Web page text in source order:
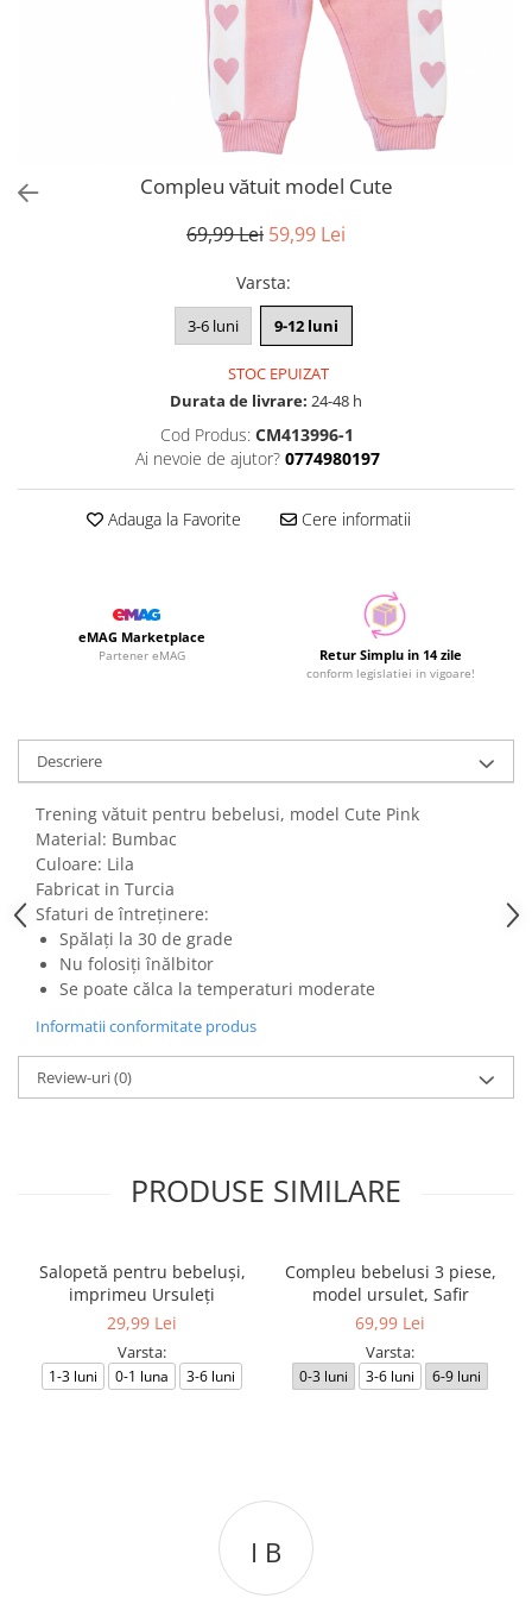
Compleu vătuit model Cute
69,99 Lei 59,99 Lei
Varsta:
3-6 luni 9-12 luni
STOC EPUIZAT
Durata de livrare: 24-48 h
Cod Produs: CM413996-1
Ai nevoie de ajutor? 0774980197
Adauga la Favorite Cere informatii
eMAG Marketplace
Partener eMAG Retur Simplu in 14 zile
conform legislatiei in vigoare!
Descriere
Trening vătuit pentru bebelusi, model Cute Pink
Material: Bumbac
Culoare: Lila
Fabricat in Turcia
Sfaturi de întreținere:
Spălați la 30 de grade
Nu folosiți înălbitor
Se poate călca la temperaturi moderate
Informatii conformitate produs
Review-uri(0)
PRODUSE SIMILARE
Salopetă pentru bebeluși,
imprimeu Ursuleți
29,99 Lei
Varsta:
1-3 luni 0-1 luna 3-6 luni
Compleu bebelusi 3 piese,
model ursulet, Safir
69,99 Lei
Varsta:
0-3 luni 3-6 luni 6-9 luni